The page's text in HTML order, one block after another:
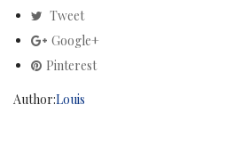
Tweet
Google+
Pinterest
Author:Louis